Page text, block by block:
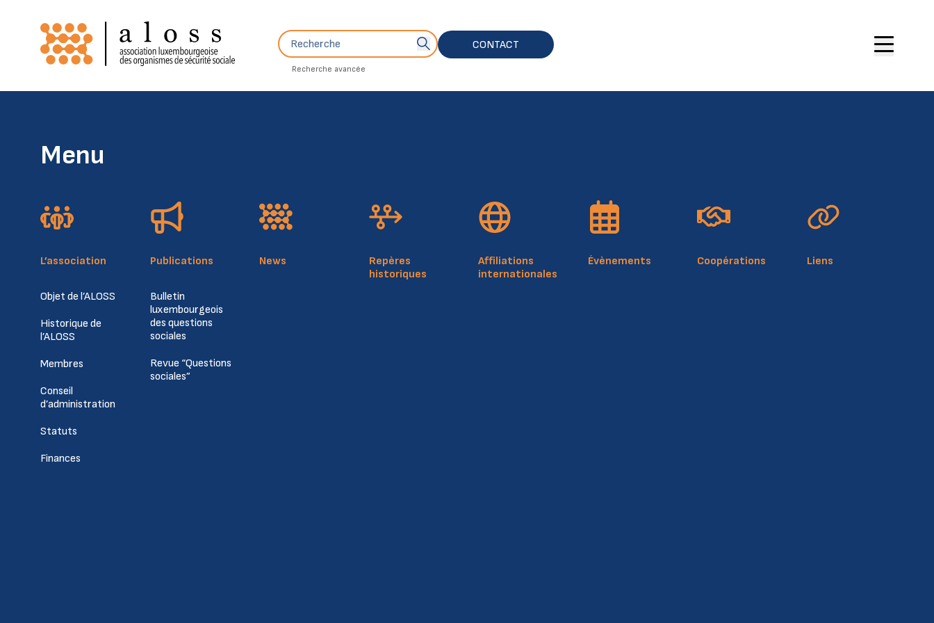
Recherche
Recherche avancée
Bouton de soumission de recherche
CONTACT
Menu
L’association
Objet de l’ALOSS
Historique de
l’ALOSS
Membres
Conseil
d’administration
Statuts
Finances
Publications
Bulletin
luxembourgeois
des questions
sociales
Revue “Questions
sociales”
News
Repères
historiques
Affiliations
internationales
Évènements Coopérations Liens
RCSL: F412
Notice légale